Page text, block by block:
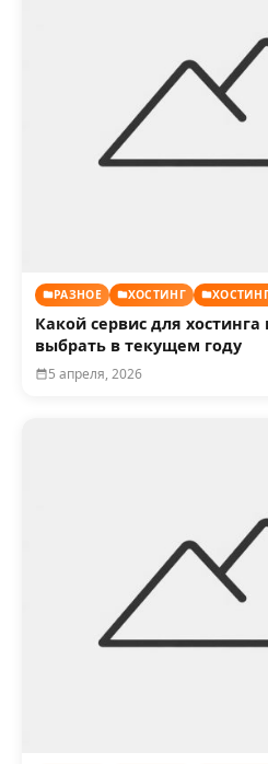
РАЗНОЕ ХОСТИНГ
Какой сервис для
выбрать в текущем году
5 апреля, 2026